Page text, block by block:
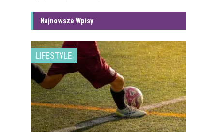
Najnowsze Wpisy
LIFESTYLE